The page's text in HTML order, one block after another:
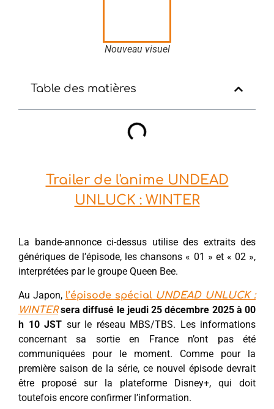
Nouveau visuel
Table des matières
Trailer de l'anime UNDEAD
UNLUCK : WINTER
La bande-annonce ci-dessus utilise des extraits des
génériques de l’épisode, les chansons « 01 » et « 02 »,
interprétées par le groupe Queen Bee.
Au Japon, l’épisode spécial UNDEAD UNLUCK :
WINTER sera diffusé le jeudi 25 décembre 2025 à 00
h 10 JST sur le réseau MBS/TBS. Les informations
concernant sa sortie en France n’ont pas été
communiquées pour le moment. Comme pour la
première saison de la série, ce nouvel épisode devrait
être proposé sur la plateforme Disney+, qui doit
toutefois encore confirmer l’information.